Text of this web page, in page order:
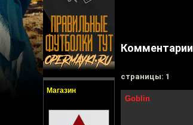
Магазин
Комментарии
cтраницы: 1
Goblin